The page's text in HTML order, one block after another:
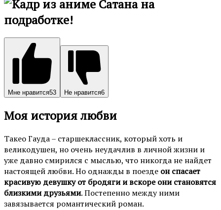
Мне нравится53 Не нравится6
Моя история любви
Такео Гауда – старшеклассник, который хоть и
великодушен, но очень неудачлив в личной жизни и
уже давно смирился с мыслью, что никогда не найдет
настоящей любви. Но однажды в поезде он спасает
красивую девушку от бродяги и вскоре они становятся
близкими друзьями. Постепенно между ними
завязывается романтический роман.